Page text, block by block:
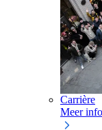
Carrière
Meer